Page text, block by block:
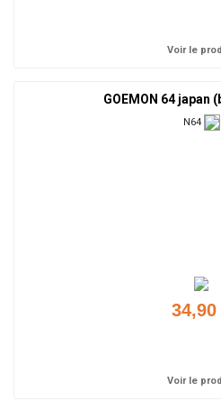
Voir le
GOEMON 64 japan
N64
34,90
Voir le